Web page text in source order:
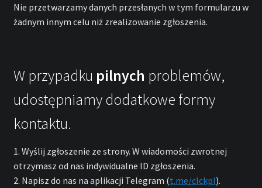
Nie przetwarzamy danych przesłanych w tym formularzu w
żadnym innym celu niż zrealizowanie zgłoszenia.
W przypadku pilnych problemów,
udostępniamy dodatkowe formy
kontaktu.
1. Wyślij zgłoszenie ze strony. W wiadomości zwrotnej
otrzymasz od nas indywidualne ID zgłoszenia.
2. Napisz do nas na aplikacji Telegram (t.me/clckpl).